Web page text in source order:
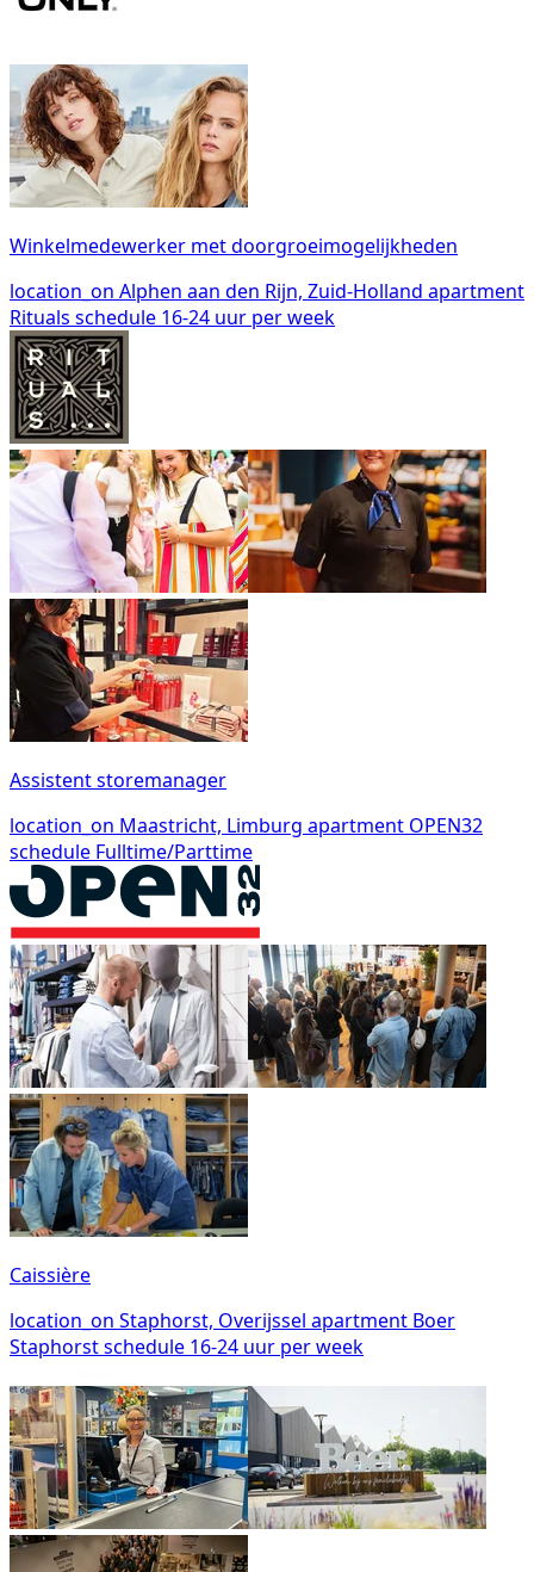
Winkelmedewerker met doorgroeimogelijkheden
location_on Alphen aan den Rijn, Zuid-Holland apartment
Rituals schedule 16-24 uur per week
Assistent storemanager
location_on Maastricht, Limburg apartment OPEN32
schedule Fulltime/Parttime
Caissière
location_on Staphorst, Overijssel apartment Boer
Staphorstschedule 16-24 uur per week